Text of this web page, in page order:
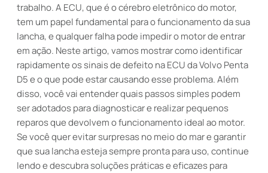
trabalho. A ECU, que é o cérebro eletrônico do motor,
tem um papel fundamental para o funcionamento da sua
lancha, e qualquer falha pode impedir o motor de entrar
em ação. Neste artigo, vamos mostrar como identificar
rapidamente os sinais de defeito na ECU da Volvo Penta
D5 e o que pode estar causando esse problema. Além
disso, você vai entender quais passos simples podem
ser adotados para diagnosticar e realizar pequenos
reparos que devolvem o funcionamento ideal ao motor.
Se você quer evitar surpresas no meio do mar e garantir
que sua lancha esteja sempre pronta para uso, continue
lendo e descubra soluções práticas e eficazes para